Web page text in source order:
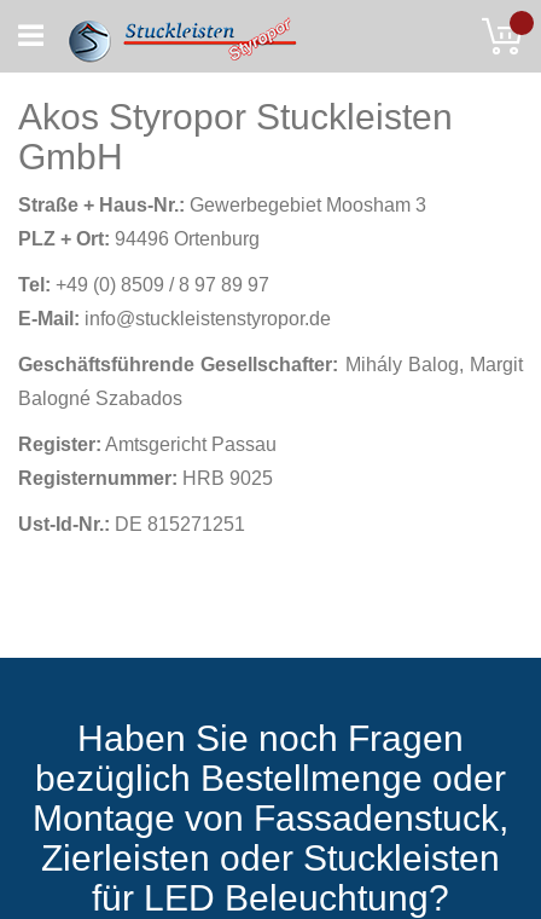
to
Content
Akos Styropor Stuckleisten
GmbH
Straße + Haus-Nr.: Gewerbegebiet Moosham 3
PLZ + Ort: 94496 Ortenburg
Tel: +49 (0) 8509 / 8 97 89 97
E-Mail: info@stuckleistenstyropor.de
Geschäftsführende Gesellschafter: Mihály Balog, Margit
Balogné Szabados
Register: Amtsgericht Passau
Registernummer: HRB 9025
Ust-Id-Nr.: DE 815271251
Haben Sie noch Fragen
bezüglich Bestellmenge oder
Montage von Fassadenstuck,
Zierleisten oder Stuckleisten
für LED Beleuchtung?